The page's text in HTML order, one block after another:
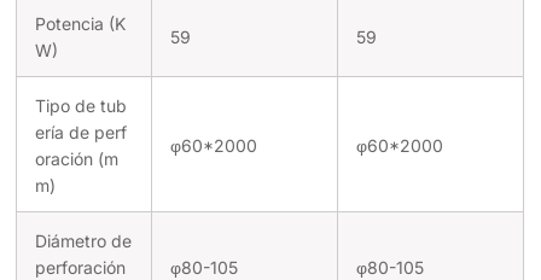
Potencia (K
W)
59 59
Tipo de tub
ería de perf
oración (m
m)
φ60*2000 φ60*2000
Diámetro de
perforación
φ80-105 φ80-105